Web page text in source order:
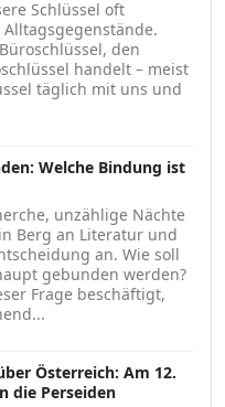
Schlüssel oft
den
handelt – meist
täglich mit uns und
Welche Bindung ist
unzählige Nächte
Berg an Literatur und
an. Wie soll
gebunden werden?
Frage beschäftigt,
Österreich: Am 12.
die Perseiden